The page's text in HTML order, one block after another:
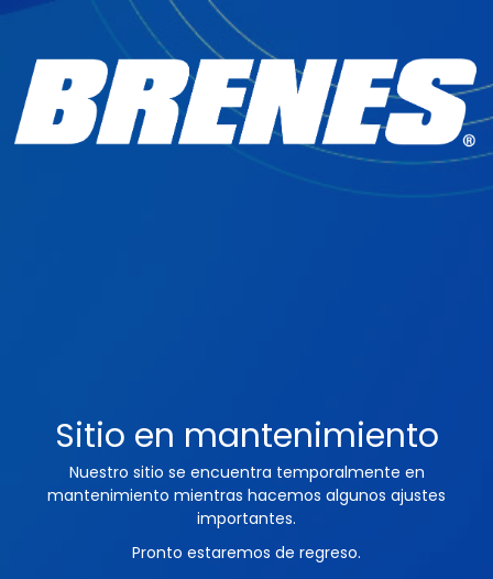
Sitio en mantenimiento
Nuestro sitio se encuentra temporalmente en
mantenimiento mientras hacemos algunos ajustes
importantes.
Pronto estaremos de regreso.